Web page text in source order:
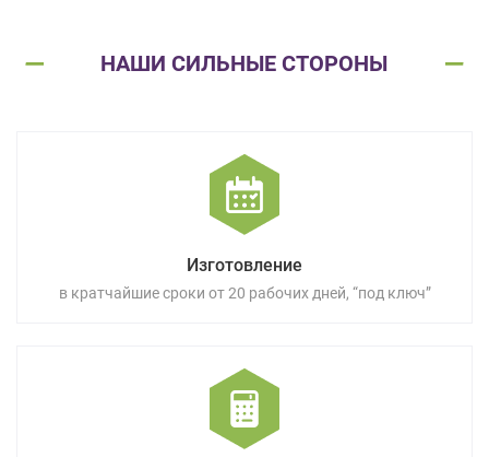
НАШИ СИЛЬНЫЕ СТОРОНЫ
Изготовление
в кратчайшие сроки от 20 рабочих дней, “под ключ”